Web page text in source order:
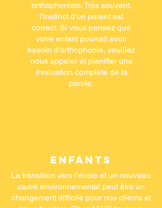
orthophoniste. Très souvent,
l'instinct d'un parent est
correct. Si vous pensez que
votre enfant pourrait avoir
besoin d'orthophonie, veuillez
nous appeler et planifier une
évaluation complète de la
parole.
Enfants
La transition vers l'école et un nouveau
cadre environnemental peut être un
changement difficile pour nos clients et